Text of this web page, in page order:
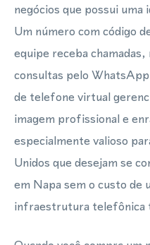
negócios que possui
Um número com código
equipe receba chamadas,
consultas pelo
de telefone virtual
imagem profissional e
especialmente valioso
Unidos que desejam se
em Napa sem o custo
infraestrutura telefônica